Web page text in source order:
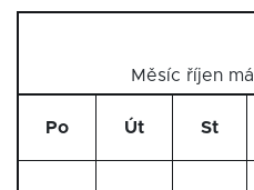
Měsíc říjen má
Po Út St